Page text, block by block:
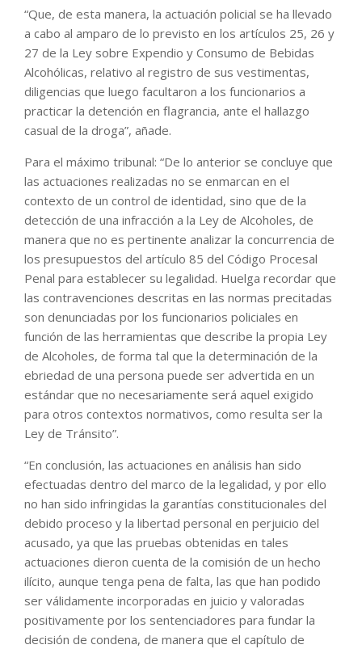
“Que, de esta manera, la actuación policial se ha llevado
a cabo al amparo de lo previsto en los artículos 25, 26 y
27 de la Ley sobre Expendio y Consumo de Bebidas
Alcohólicas, relativo al registro de sus vestimentas,
diligencias que luego facultaron a los funcionarios a
practicar la detención en flagrancia, ante el hallazgo
casual de la droga”, añade.
Para el máximo tribunal: “De lo anterior se concluye que
las actuaciones realizadas no se enmarcan en el
contexto de un control de identidad, sino que de la
detección de una infracción a la Ley de Alcoholes, de
manera que no es pertinente analizar la concurrencia de
los presupuestos del artículo 85 del Código Procesal
Penal para establecer su legalidad. Huelga recordar que
las contravenciones descritas en las normas precitadas
son denunciadas por los funcionarios policiales en
función de las herramientas que describe la propia Ley
de Alcoholes, de forma tal que la determinación de la
ebriedad de una persona puede ser advertida en un
estándar que no necesariamente será aquel exigido
para otros contextos normativos, como resulta ser la
Ley de Tránsito”.
“En conclusión, las actuaciones en análisis han sido
efectuadas dentro del marco de la legalidad, y por ello
no han sido infringidas la garantías constitucionales del
debido proceso y la libertad personal en perjuicio del
acusado, ya que las pruebas obtenidas en tales
actuaciones dieron cuenta de la comisión de un hecho
ilícito, aunque tenga pena de falta, las que han podido
ser válidamente incorporadas en juicio y valoradas
positivamente por los sentenciadores para fundar la
decisión de condena, de manera que el capítulo de